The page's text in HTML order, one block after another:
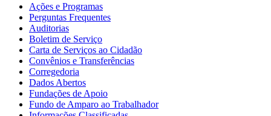
Ações e Programas
Perguntas Frequentes
Auditorias
Boletim de Serviço
Carta de Serviços ao Cidadão
Convênios e Transferências
Corregedoria
Dados Abertos
Fundações de Apoio
Fundo de Amparo ao Trabalhador